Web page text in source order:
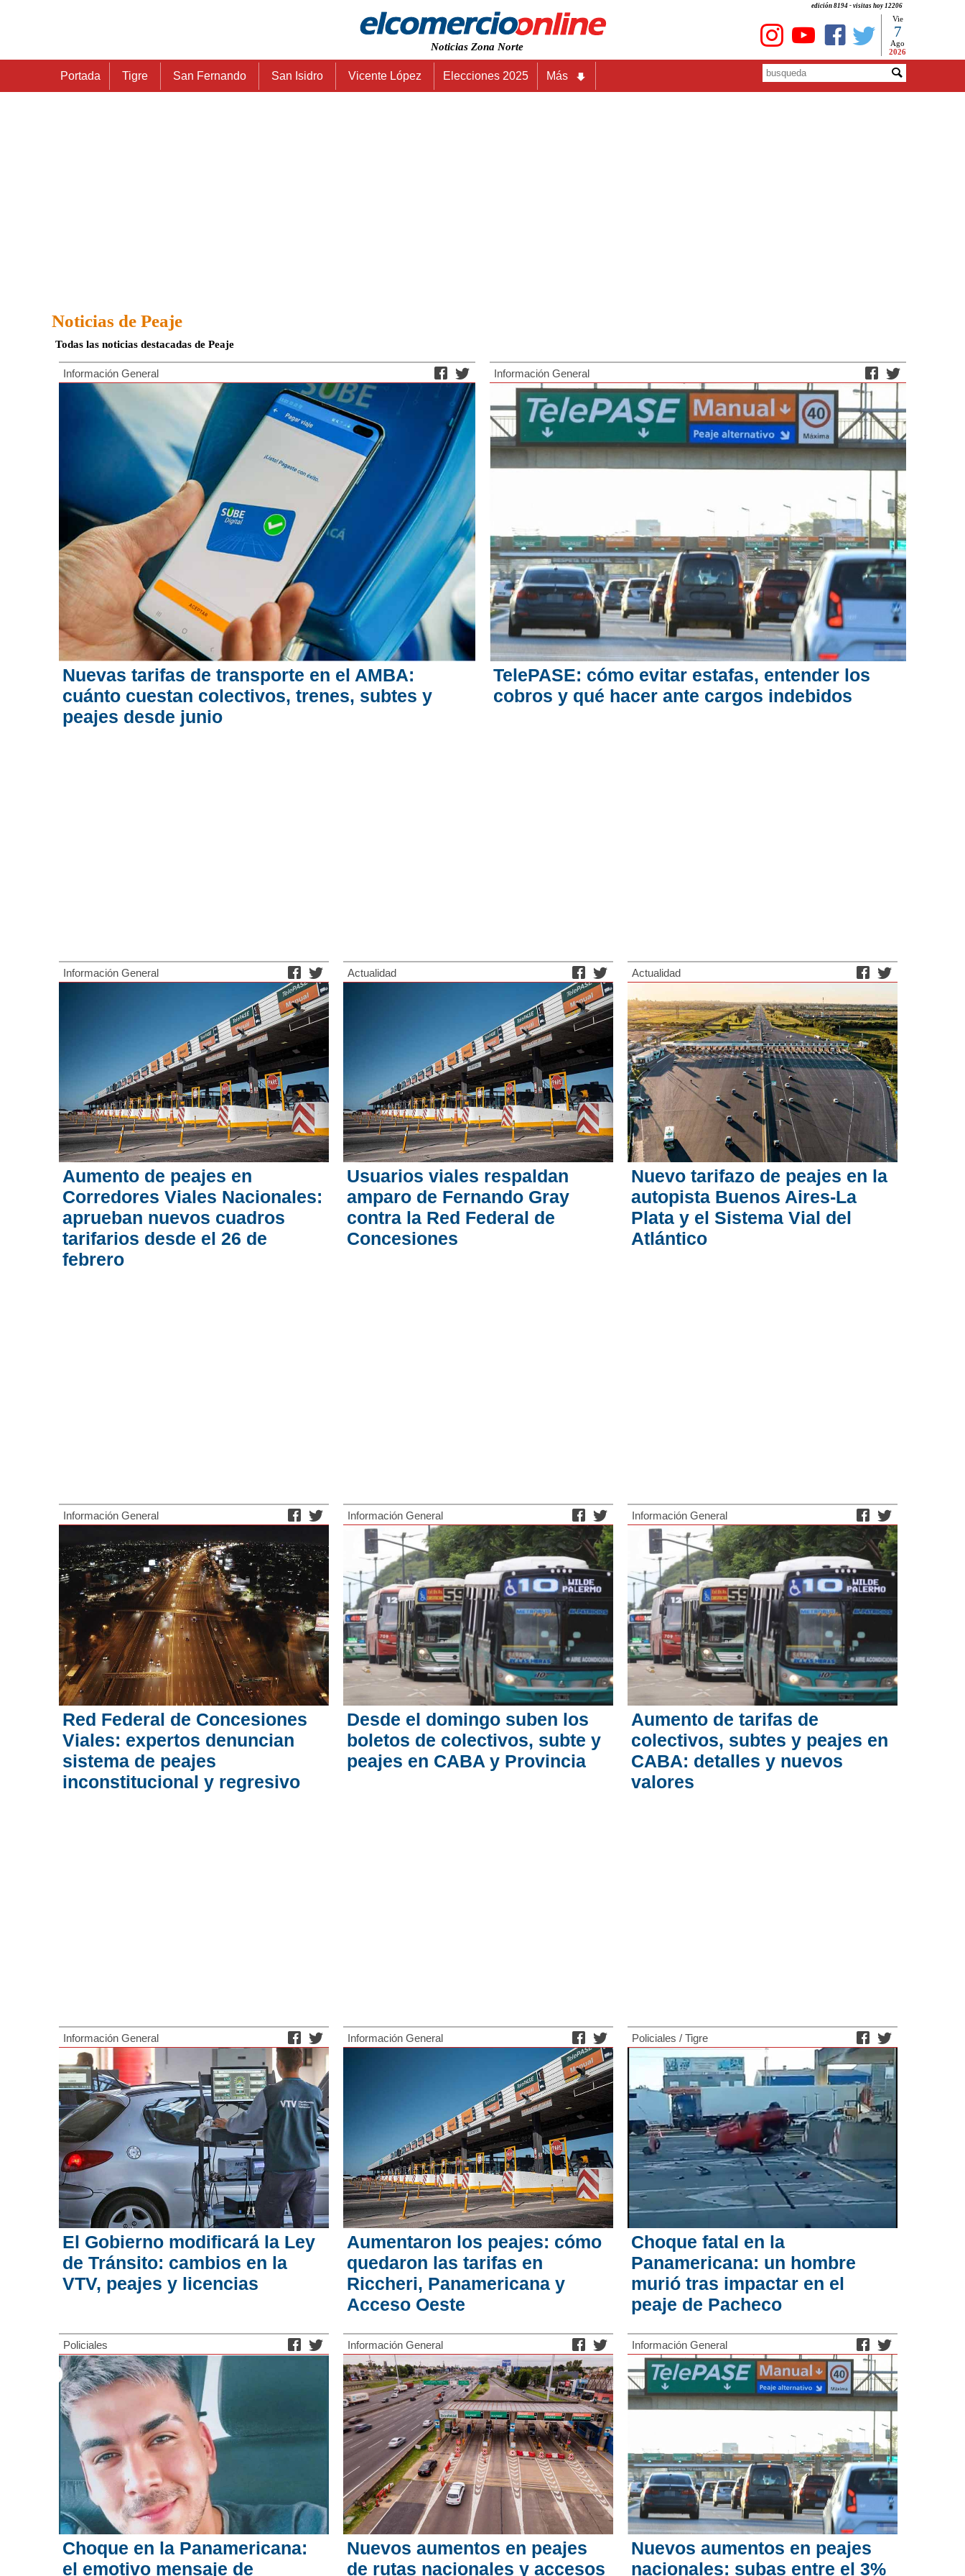
edición 8194 - visitas hoy 12206
Noticias Zona Norte
Vie
7
Ago
2026
Portada Tigre San Fernando San Isidro Vicente López Elecciones 2025 Más
Noticias de Peaje
Todas las noticias destacadas de Peaje
Información General
Nuevas tarifas de transporte en el AMBA:
cuánto cuestan colectivos, trenes, subtes y
peajes desde junio
Información General
TelePASE: cómo evitar estafas, entender los
cobros y qué hacer ante cargos indebidos
Información General
Aumento de peajes en
Corredores Viales Nacionales:
aprueban nuevos cuadros
tarifarios desde el 26 de
febrero
Actualidad
Usuarios viales respaldan
amparo de Fernando Gray
contra la Red Federal de
Concesiones
Actualidad
Nuevo tarifazo de peajes en la
autopista Buenos Aires-La
Plata y el Sistema Vial del
Atlántico
Información General
Red Federal de Concesiones
Viales: expertos denuncian
sistema de peajes
inconstitucional y regresivo
Información General
Desde el domingo suben los
boletos de colectivos, subte y
peajes en CABA y Provincia
Información General
Aumento de tarifas de
colectivos, subtes y peajes en
CABA: detalles y nuevos
valores
Información General
El Gobierno modificará la Ley
de Tránsito: cambios en la
VTV, peajes y licencias
Información General
Aumentaron los peajes: cómo
quedaron las tarifas en
Riccheri, Panamericana y
Acceso Oeste
Policiales / Tigre
Choque fatal en la
Panamericana: un hombre
murió tras impactar en el
peaje de Pacheco
Policiales
Choque en la Panamericana:
el emotivo mensaje de
Información General
Nuevos aumentos en peajes
de rutas nacionales y accesos
Información General
Nuevos aumentos en peajes
nacionales: subas entre el 3%